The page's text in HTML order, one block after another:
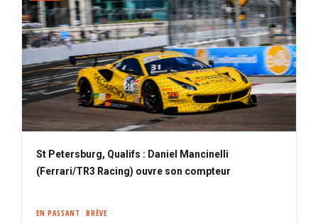
St Petersburg, Qualifs : Daniel Mancinelli
(Ferrari/TR3 Racing) ouvre son compteur
EN PASSANT BRÈVE